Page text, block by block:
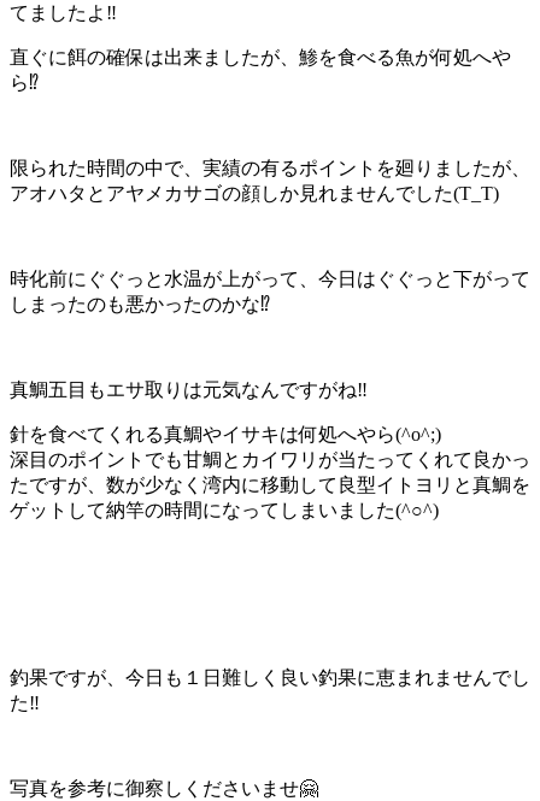
てましたよ‼️
直ぐに餌の確保は出来ましたが、鯵を食べる魚が何処へや
ら⁉️
限られた時間の中で、実績の有るポイントを廻りましたが、
アオハタとアヤメカサゴの顔しか見れませんでした(T_T)
時化前にぐぐっと水温が上がって、今日はぐぐっと下がって
しまったのも悪かったのかな⁉️
真鯛五目もエサ取りは元気なんですがね‼️
針を食べてくれる真鯛やイサキは何処へやら(^o^;)
深目のポイントでも甘鯛とカイワリが当たってくれて良かっ
たですが、数が少なく湾内に移動して良型イトヨリと真鯛を
ゲットして納竿の時間になってしまいました(^○^)
釣果ですが、今日も１日難しく良い釣果に恵まれませんでし
た‼️
写真を参考に御察しくださいませ🤗